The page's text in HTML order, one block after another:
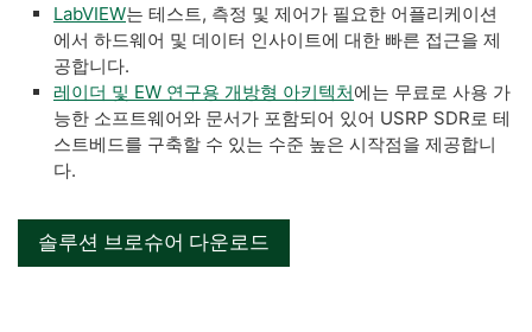
LabVIEW는 테스트, 측정 및 제어가 필요한 어플리케이션
에서 하드웨어 및 데이터 인사이트에 대한 빠른 접근을 제
공합니다.
레이더 및 EW 연구용 개방형 아키텍처에는 무료로 사용 가
능한 소프트웨어와 문서가 포함되어 있어 USRP SDR로 테
스트베드를 구축할 수 있는 수준 높은 시작점을 제공합니
다.
솔루션 브로슈어 다운로드